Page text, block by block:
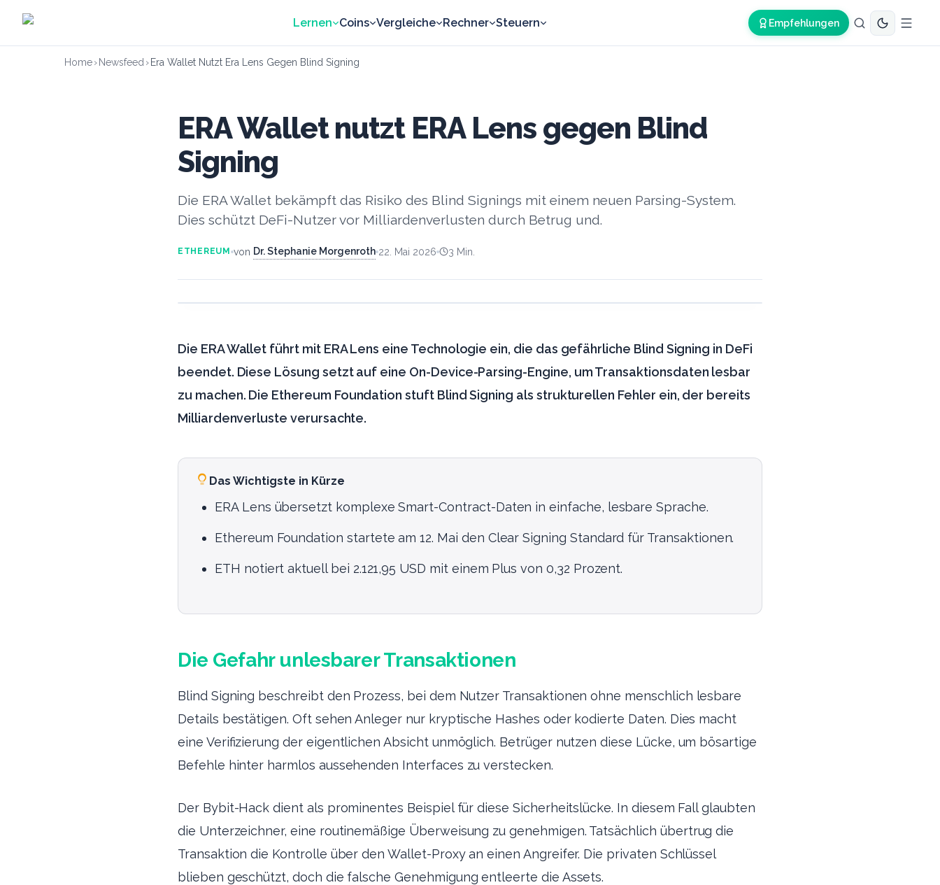
Lernen
Coins Vergleiche Rechner Steuern Empfehlungen
Home› Newsfeed › Era Wallet Nutzt Era Lens Gegen Blind Signing
ERA Wallet nutzt ERA Lens gegen Blind
Signing
Die ERA Wallet bekämpft das Risiko des Blind Signings mit einem neuen Parsing-System.
Dies schützt DeFi-Nutzer vor Milliardenverlusten durch Betrug und.
ETHEREUM von Dr. Stephanie Morgenroth 22. Mai 2026 3 Min.
Die ERA Wallet führt mit ERA Lens eine Technologie ein, die das gefährliche Blind Signing in DeFi
beendet. Diese Lösung setzt auf eine On-Device-Parsing-Engine, um Transaktionsdaten lesbar
zu machen. Die Ethereum Foundation stuft Blind Signing als strukturellen Fehler ein, der bereits
Milliardenverluste verursachte.
Das Wichtigste in Kürze
ERA Lens übersetzt komplexe Smart-Contract-Daten in einfache, lesbare Sprache.
Ethereum Foundation startete am 12. Mai den Clear Signing Standard für Transaktionen.
ETH notiert aktuell bei 2.121,95 USD mit einem Plus von 0,32 Prozent.
Die Gefahr unlesbarer Transaktionen
Blind Signing beschreibt den Prozess, bei dem Nutzer Transaktionen ohne menschlich lesbare
Details bestätigen. Oft sehen Anleger nur kryptische Hashes oder kodierte Daten. Dies macht
eine Verifizierung der eigentlichen Absicht unmöglich. Betrüger nutzen diese Lücke, um bösartige
Befehle hinter harmlos aussehenden Interfaces zu verstecken.
Der Bybit-Hack dient als prominentes Beispiel für diese Sicherheitslücke. In diesem Fall glaubten
die Unterzeichner, eine routinemäßige Überweisung zu genehmigen. Tatsächlich übertrug die
Transaktion die Kontrolle über den Wallet-Proxy an einen Angreifer. Die privaten Schlüssel
blieben geschützt, doch die falsche Genehmigung entleerte die Assets.